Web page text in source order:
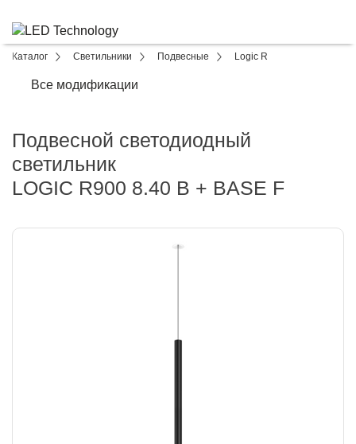
Каталог Светильники Подвесные Logic R
Все модификации
Подвесной светодиодный
светильник
LOGIC R900 8.40 B + BASE F